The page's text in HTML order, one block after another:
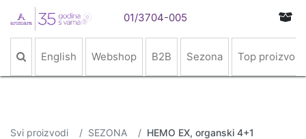
01/3704-005
English Webshop B2B Sezona Top proizvodi
Svi proizvodi SEZONA HEMO EX, organski 4+1